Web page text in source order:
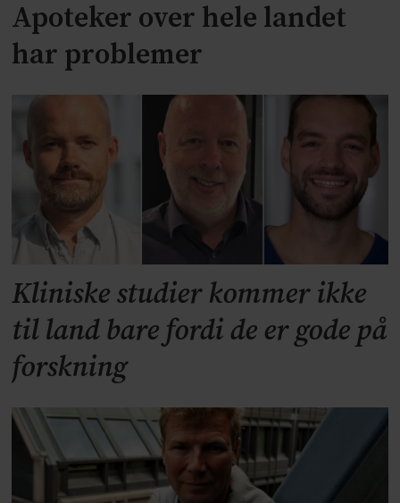
Apoteker over hele landet
har problemer
Kliniske studier kommer ikke
til land bare fordi de er gode på
forskning